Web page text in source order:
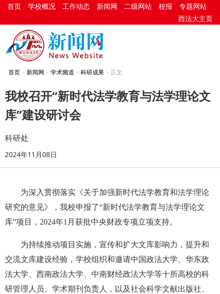
首页 学校概况 工作动态 新闻网 二级网站 校报
专题网站
西法大主页
首页 新闻网 学术频道 科研成果 正文
我校召开“新时代法学教育与法学理论文
库”建设研讨会
科研处
2024年11月08日
为深入贯彻落实《关于加强新时代法学教育和法学理论
研究的意见》，我校申报了“新时代法学教育与法学理论文
库”项目，2024年1月获批中央财政专项立项支持。
为持续推动项目实施，宣传和扩大文库影响力，提升和
交流文库建设经验，学校组织和邀请中国政法大学、华东政
法大学、西南政法大学、中南财经政法大学等十所高校的科
研管理人员、学术期刊负责人，以及社会科学文献出版社、